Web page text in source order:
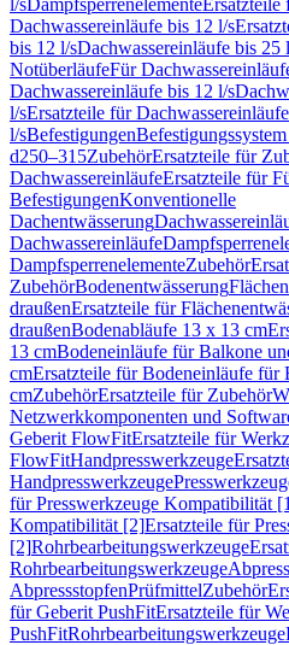
l/sDampfsperrenelementeErsatzteile
Dachwassereinläufe bis 12 l/s
bis 12 l/sDachwassereinläufe bis 25
NotüberläufeFür
Dachwassereinläufe bis 12 l/s
l/sErsatzteile für
l/sBefestigungen
d250–315ZubehörErsatzteile für
DachwassereinläufeErsatzteile für
BefestigungenKonventionelle
Dachentwässerung
Dachwassereinläufe
DampfsperrenelementeZubehör
ZubehörBodenentwässerung
draußenErsatzteile für
draußenBodenabläufe 13 x 13 cm
13 cmBodeneinläufe für Balkone
cmErsatzteile für Bodeneinläufe für
cmZubehörErsatzteile für Zubehör
Netzwerkkomponenten und
Geberit FlowFitErsatzteile für
FlowFitHandpresswerkzeuge
Handpresswerkzeuge
für Presswerkzeuge Kompatibilität
Kompatibilität [2]Ersatzteile für
[2]Rohrbearbeitungswerkzeuge
Rohrbearbeitungswerkzeuge
AbpressstopfenPrüfmittelZubehör
für Geberit PushFitErsatzteile für
PushFitRohrbearbeitungswerkzeuge